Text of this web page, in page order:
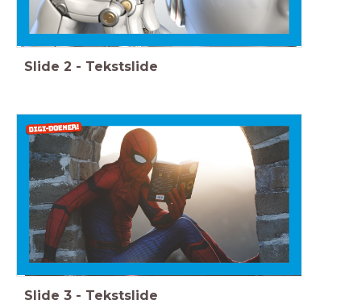
Slide 2 - Tekstslide
Slide 3 - Tekstslide